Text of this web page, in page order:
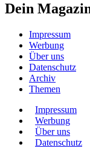
Dein
Impressum
Werbung
Über uns
Datenschutz
Archiv
Themen
Impressum
Werbung
Über uns
Datenschutz